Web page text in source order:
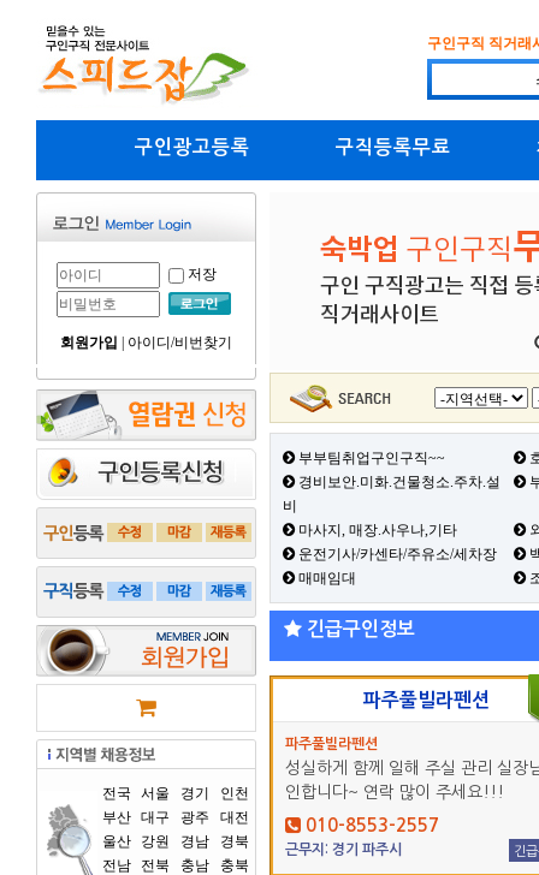
구인구직 직거래
구인광고등록 구직등록무료
저장
회원가입 아이디/비번찾기
전국 서울 경기
인천
부산 대구 광주
대전
울산
강원 경남
경북
전남
전북 충남
충북
부부팀취업구인구직~~
경비보안.미화.건물청소.주차.설
비
마사지, 매장.사우나,기타
운전기사/카센타/주유소/세차장
매매임대
긴급구인정보
파주풀빌라펜션
파주풀빌라펜션
성실하게 함께 일해 주실 관리 실장
인합니다~ 연락 많이 주세요!!!
010-8553-2557
근무지: 경기 파주시 긴